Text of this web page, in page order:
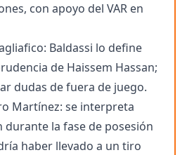
con apoyo del VAR en
Baldassi lo define
de Haissem Hassan;
dudas de fuera de juego.
Martínez: se interpreta
la fase de posesión
haber llevado a un tiro